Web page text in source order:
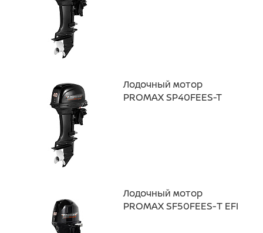
Лодочный мотор
PROMAX SP40FEES-T
Лодочный мотор
PROMAX SF50FEES-Т EFI